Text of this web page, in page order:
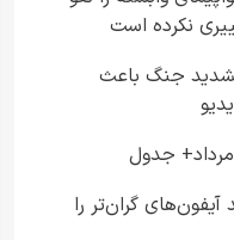
نکرده است
جنگ باعث
گران‌تر را